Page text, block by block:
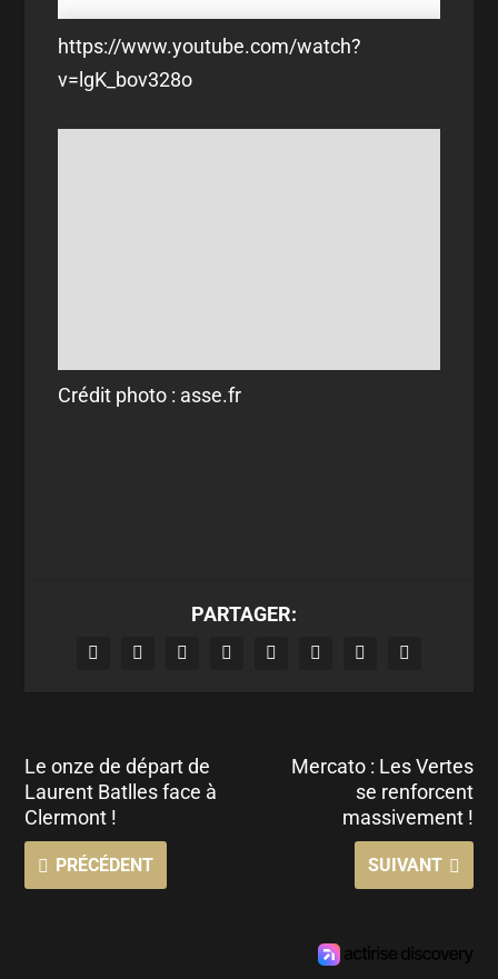
https://www.youtube.com/watch?
v=lgK_bov328o
Crédit photo : asse.fr
PARTAGER:
Le onze de départ de
Laurent Batlles face à
Clermont !
PRÉCÉDENT
Mercato : Les Vertes
se renforcent
massivement !
SUIVANT